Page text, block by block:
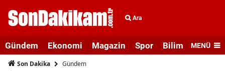
Ara
Gündem Ekonomi Magazin Spor Bilim veMENÜ
Son Dakika Gündem